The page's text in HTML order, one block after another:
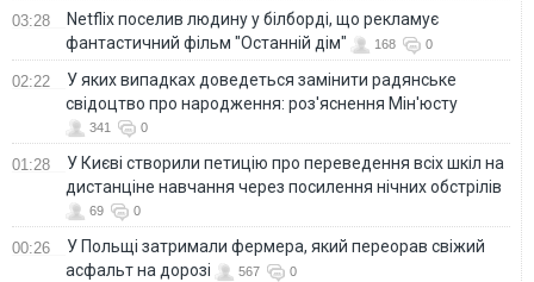
03:28
Netflix поселив людину у білборді, що рекламує
фантастичний фільм "Останній дім"
168 0
02:22
У яких випадках доведеться замінити радянське
свідоцтво про народження: роз'яснення Мін'юсту
341 0
01:28
У Києві створили петицію про переведення всіх шкіл на
дистанціне навчання через посилення нічних обстрілів
69 0
00:26
У Польщі затримали фермера, який переорав свіжий
асфальт на дорозі
567 0